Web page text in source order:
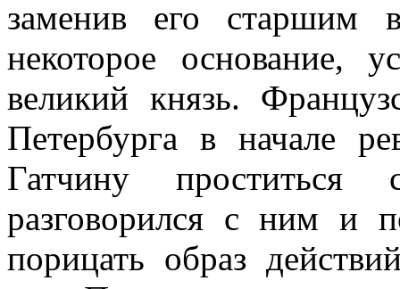
заменив его старшим
некоторое основание,
великий князь.
Петербурга в начале
Гатчину
разговорился с ним и
порицать образ